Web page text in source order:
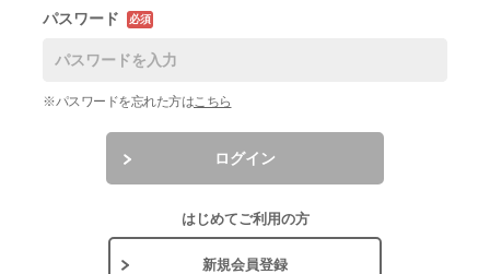
パスワード 必須
※パスワードを忘れた方はこちら
ログイン
はじめてご利用の方
新規会員登録